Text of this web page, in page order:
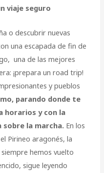
viaje seguro
o descubrir nuevas
una escapada de fin de
una de las mejores
¡prepara un road trip!
y pueblos
parando donde te
horarios y con la
la marcha. En los
Pirineo aragonés, la
hemos vuelto
sigue leyendo